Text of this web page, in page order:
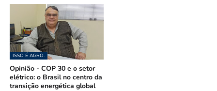
ISSO É AGRO.
Opinião - COP 30 e o setor
elétrico: o Brasil no centro da
transição energética global